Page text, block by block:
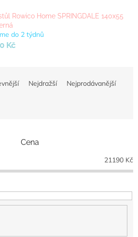
Rowico Home SPRINGDALE 140x55
do 2 týdnů
Kč
Nejdražší Nejprodávanější
Cena
21190 Kč